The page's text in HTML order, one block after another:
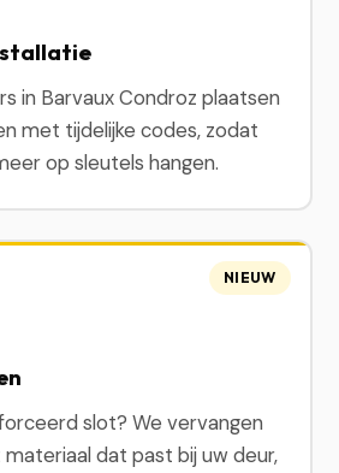
in Barvaux Condroz plaatsen
met tijdelijke codes, zodat
op sleutels hangen.
slot? We vervangen
dat past bij uw deur,
NIEUW